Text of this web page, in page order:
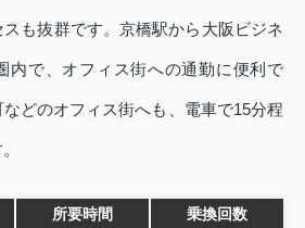
も抜群です。京橋駅から大阪ビジネ
内で、オフィス街への通勤に便利で
どのオフィス街へも、電車で15分程
所要時間 乗換回数